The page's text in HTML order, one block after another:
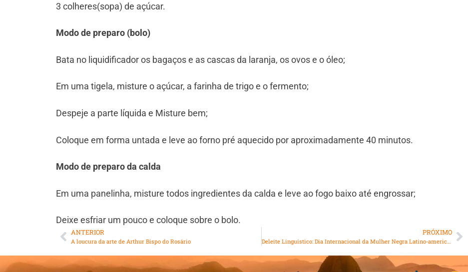
3 colheres(sopa) de açúcar.
Modo de preparo (bolo)
Bata no liquidificador os bagaços e as cascas da laranja, os ovos e o óleo;
⁠Em uma tigela, misture o açúcar, a farinha de trigo e o fermento;
⁠Despeje a parte líquida e Misture bem;
Coloque em forma untada e leve ao forno pré aquecido por aproximadamente 40 minutos.
Modo de preparo da calda
Em uma panelinha, misture todos ingredientes da calda e leve ao fogo baixo até engrossar;
⁠Deixe esfriar um pouco e coloque sobre o bolo.
ANTERIOR
A loucura da arte de Arthur Bispo do Rosário
PRÓXIMO
Deleite Linguístico: Dia Internacional da Mulher Negra Latino-americana e Caribenha